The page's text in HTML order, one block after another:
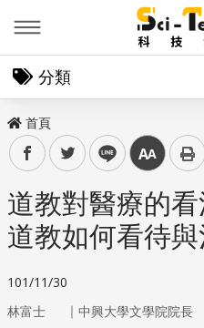
分類
首頁
facebooktwitter line 中
道教對醫療的
道教如何看待
101/11/30
林富士 ｜ 中興大學文學院院長